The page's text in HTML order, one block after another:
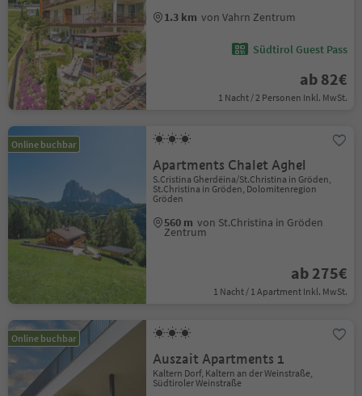
1.3 km von Vahrn Zentrum
Südtirol Guest Pass
ab 82€
1 Nacht / 2 Personen Inkl. MwSt.
Online buchbar
Apartments Chalet Aghel
S.Cristina Gherdëina/St.Christina in Gröden,
St.Christina in Gröden, Dolomitenregion
Gröden
560 m von St.Christina in Gröden
Zentrum
ab 275€
1 Nacht / 1 Apartment Inkl. MwSt.
Online buchbar
Auszait Apartments 1
Kaltern Dorf, Kaltern an der Weinstraße,
Südtiroler Weinstraße